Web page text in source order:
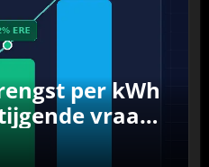
per kWh
vraag